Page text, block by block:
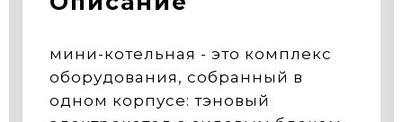
мини-котельная - это комплекс
оборудования, собранный в
одном корпусе: тэновый